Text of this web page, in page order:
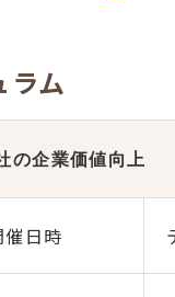
ラム
の企業価値向上
催日時